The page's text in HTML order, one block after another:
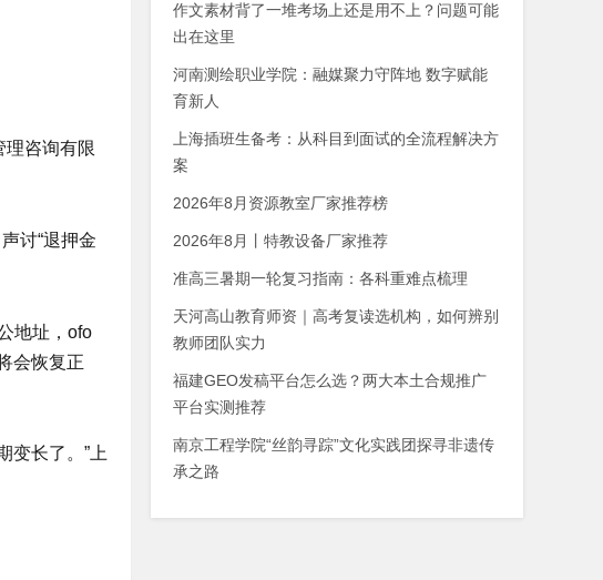
理咨询有限
讨“退押金
地址，ofo
会恢复正
变长了。”上
作文素材背了一堆考场上还是用不上？问题可能
出在这里
河南测绘职业学院：融媒聚力守阵地 数字赋能
育新人
上海插班生备考：从科目到面试的全流程解决方
案
2026年8月资源教室厂家推荐榜
2026年8月丨特教设备厂家推荐
准高三暑期一轮复习指南：各科重难点梳理
天河高山教育师资｜高考复读选机构，如何辨别
教师团队实力
福建GEO发稿平台怎么选？两大本土合规推广
平台实测推荐
南京工程学院“丝韵寻踪”文化实践团探寻非遗传
承之路